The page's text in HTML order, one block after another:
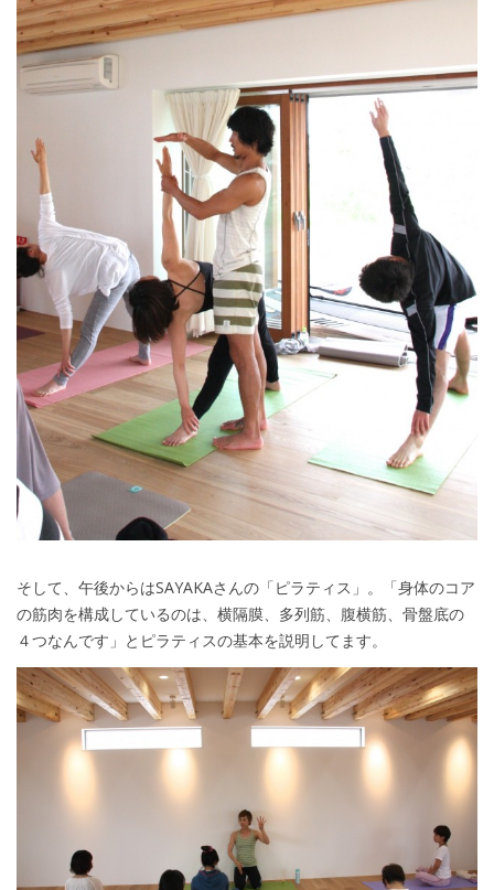
そして、午後からはSAYAKAさんの「ピラティス」。「身体のコア
の筋肉を構成しているのは、横隔膜、多列筋、腹横筋、骨盤底の
４つなんです」とピラティスの基本を説明してます。